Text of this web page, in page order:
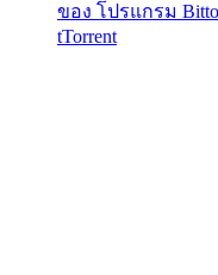
ของ โปรแกรม
tTorrent